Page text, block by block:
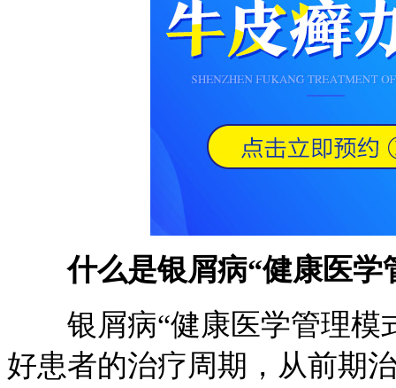
什么是银屑病“健康医学
银屑病“健康医学管理模
好患者的治疗周期，从前